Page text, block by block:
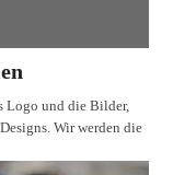
Logo und die Bilder,
Wir werden die